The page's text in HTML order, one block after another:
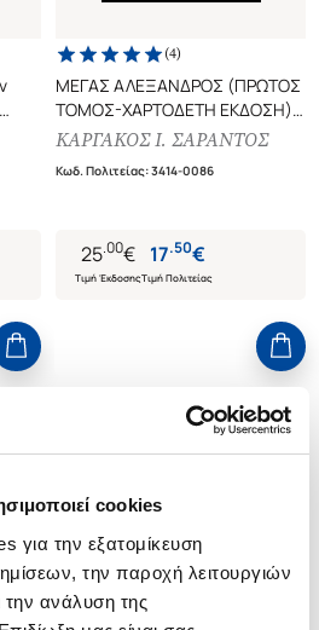
cookies
για την εξατομίκευση
την παροχή λειτουργιών
ανάλυση της
(4)
ΜΕΓΑΣ ΑΛΕΞΑΝΔΡΟΣ (ΠΡΩΤΟΣ
ΤΟΜΟΣ-ΧΑΡΤΟΔΕΤΗ ΕΚΔΟΣΗ)
Ο ΑΝΘΡΩΠΟΣ ΦΑΙΝΟΜΕΝΟ
ΚΑΡΓΑΚΟΣ Ι. ΣΑΡΑΝΤΟΣ
Κωδ. Πολιτείας:3414-0086
25.00€
Τιμή Έκδοσης
17.50€
Τιμή Πολιτείας